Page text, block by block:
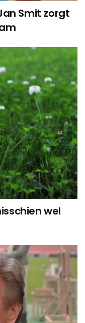
Smit zorgt
wel